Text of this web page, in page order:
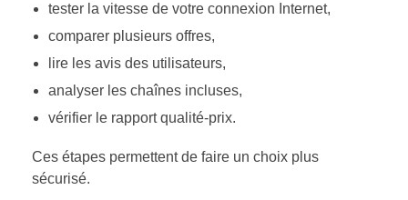
tester la vitesse de votre connexion Internet,
comparer plusieurs offres,
lire les avis des utilisateurs,
analyser les chaînes incluses,
vérifier le rapport qualité-prix.
Ces étapes permettent de faire un choix plus
sécurisé.